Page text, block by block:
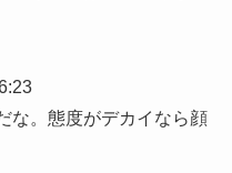
な。態度がデカイなら顔